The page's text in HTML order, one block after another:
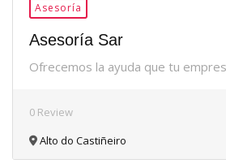
Asesoría
Asesoría Sar
Ofrecemos la ayuda que tu
0 Review
Alto do Castiñeiro